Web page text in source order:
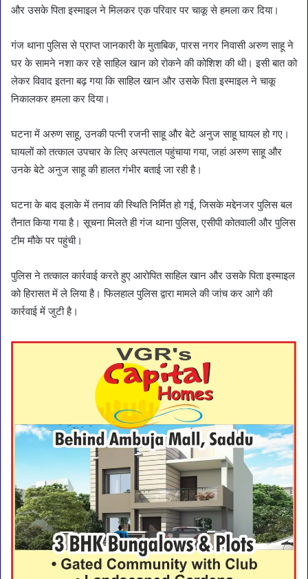
और उसके पिता इस्माइल ने मिलकर एक परिवार पर चाकू से हमला कर दिया।
गंज थाना पुलिस से प्राप्त जानकारी के मुताबिक, पारस नगर निवासी अरुण साहू ने
घर के सामने नशा कर रहे साहिल खान को रोकने की कोशिश की थी। इसी बात को
लेकर विवाद इतना बढ़ गया कि साहिल खान और उसके पिता इस्माइल ने चाकू
निकालकर हमला कर दिया।
घटना में अरुण साहू, उनकी पत्नी रजनी साहू और बेटे अनुज साहू घायल हो गए।
घायलों को तत्काल उपचार के लिए अस्पताल पहुंचाया गया, जहां अरुण साहू और
उनके बेटे अनुज साहू की हालत गंभीर बताई जा रही है।
घटना के बाद इलाके में तनाव की स्थिति निर्मित हो गई, जिसके मद्देनजर पुलिस बल
तैनात किया गया है। सूचना मिलते ही गंज थाना पुलिस, एसीपी कोतवाली और पुलिस
टीम मौके पर पहुंची।
पुलिस ने तत्काल कार्रवाई करते हुए आरोपित साहिल खान और उसके पिता इस्माइल
को हिरासत में ले लिया है। फिलहाल पुलिस द्वारा मामले की जांच कर आगे की
कार्रवाई में जुटी है।